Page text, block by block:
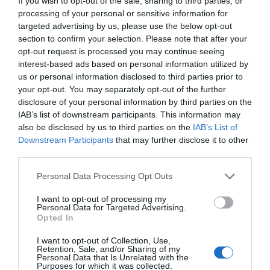
processing of your personal or sensitive information for
targeted advertising by us, please use the below opt-out
section to confirm your selection. Please note that after your
opt-out request is processed you may continue seeing
interest-based ads based on personal information utilized by
us or personal information disclosed to third parties prior to
your opt-out. You may separately opt-out of the further
disclosure of your personal information by third parties on the
IAB’s list of downstream participants. This information may
also be disclosed by us to third parties on the IAB’s List of
Downstream Participants that may further disclose it to other
Personal Data Processing Opt Outs
I want to opt-out of processing my
Personal Data for Targeted Advertising.
Opted In
I want to opt-out of Collection, Use,
Retention, Sale, and/or Sharing of my
Personal Data that Is Unrelated with the
Purposes for which it was collected.
Η ανωνυμία είναι το καλύτερο κρησφύγετο δειλίας και
χυδαιότητας!
Σχόλια 3
vckmns
ΑΙ
Και τι δεν προσφέρει η τεχνιτή Νοημοσύνη
vckmns
30/05 - 18:55